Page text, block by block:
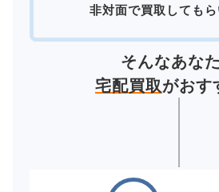
非対面で買取してもら
そんなあな
宅配買取がおす